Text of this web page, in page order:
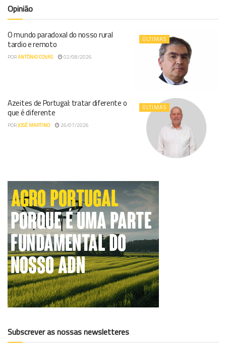
Opinião
ÚLTIMAS
O mundo paradoxal do nosso rural
tardio e remoto
PORANTÓNIO COVAS 02/08/2026
ÚLTIMAS
Azeites de Portugal: tratar diferente o
que é diferente
PORJOSÉ MARTINO 26/07/2026
Subscrever as nossas newsletteres